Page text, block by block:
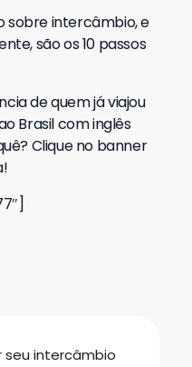
sobre intercâmbio, e
são os 10 passos
de quem já viajou
Brasil com inglês
Clique no banner
seu intercâmbio